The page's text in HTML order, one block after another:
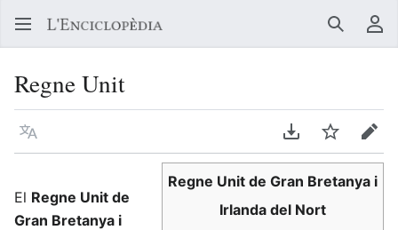
Buscar
Regne Unit
Llegir en un atre idioma Descarregar en
Vigilar
Regne Unit de Gran Bretanya i
Irlanda del Nort
El Regne Unit de
Gran Bretanya i